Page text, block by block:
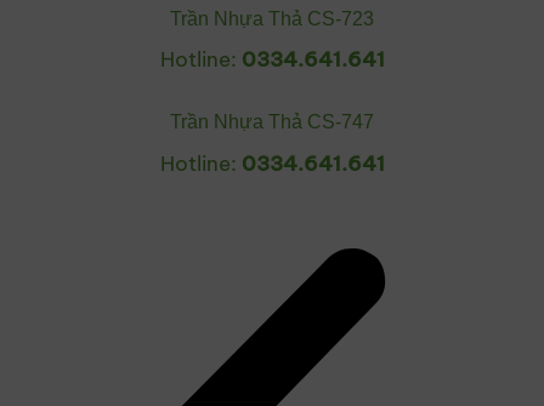
Trần Nhựa Thả CS-723
Hotline: 0334.641.641
Trần Nhựa Thả CS-747
Hotline: 0334.641.641